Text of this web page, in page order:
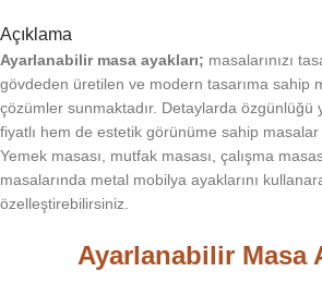
Açıklama
Ayarlanabilir masa ayakları; masalarınızı
gövdeden üretilen ve modern tasarıma sahip
çözümler sunmaktadır. Detaylarda özgünlüğü
fiyatlı hem de estetik görünüme sahip
Yemek masası, mutfak masası, çalışma
masalarında metal mobilya ayaklarını
özelleştirebilirsiniz.
Ayarlanabilir Masa